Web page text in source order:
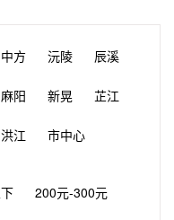
中方 沅陵 辰溪
麻阳 新晃 芷江
洪江 市中心
200元-300元